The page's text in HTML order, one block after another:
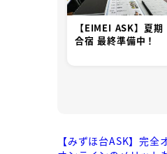
【EIMEI ASK】夏期
合宿 最終準備中！
【みずほ台ASK】完全